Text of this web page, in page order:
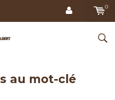
0
au mot-clé